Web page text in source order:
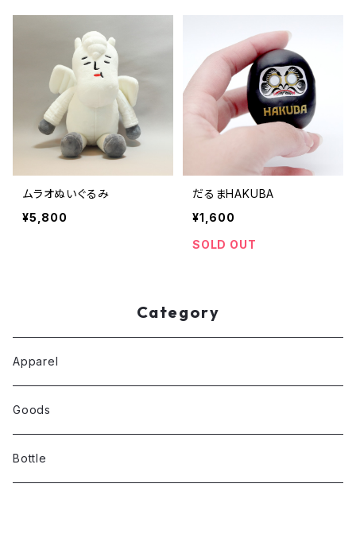
ムラオぬいぐるみ
¥5,800
だるまHAKUBA
¥1,600
SOLD OUT
Category
Apparel
Goods
Bottle